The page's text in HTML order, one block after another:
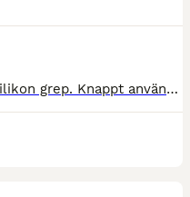
Shortchaps i svartmocka med silikon grep. Knappt använda. Finns i Lanna att hämta eller skickas mor fraktkostnad.